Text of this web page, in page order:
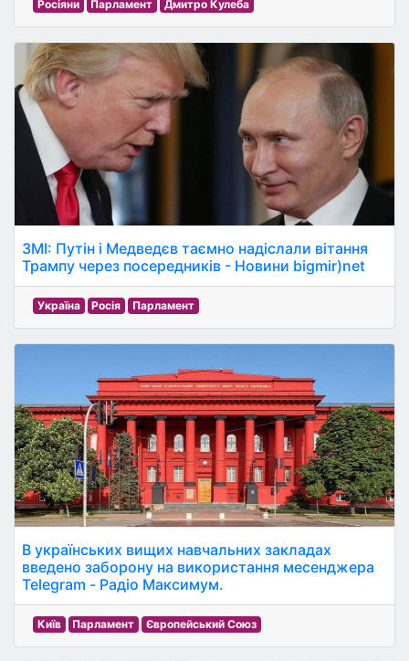
Росіяни Парламент Дмитро Кулеба
ЗМІ: Путін і Медведєв таємно надіслали вітання
Трампу через посередників - Новини bigmir)net
Україна Росія Парламент
В українських вищих навчальних закладах
введено заборону на використання месенджера
Telegram - Радіо Максимум.
Київ Парламент Європейський Союз